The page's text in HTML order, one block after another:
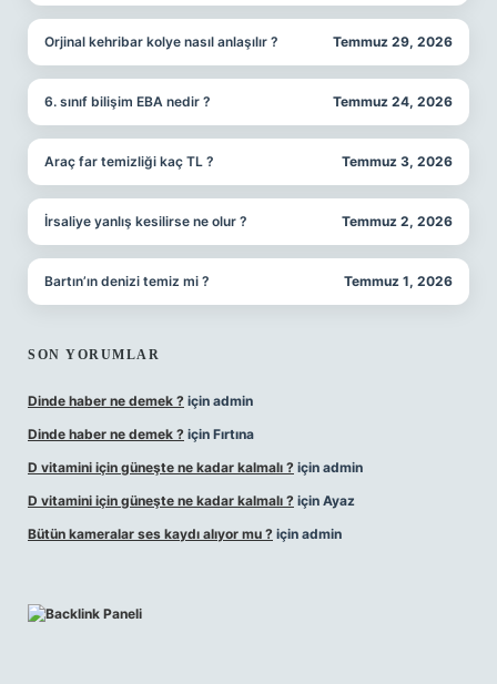
Orjinal kehribar kolye nasıl anlaşılır ? Temmuz 29, 2026
6. sınıf bilişim EBA nedir ? Temmuz 24, 2026
Araç far temizliği kaç TL ? Temmuz 3, 2026
İrsaliye yanlış kesilirse ne olur ? Temmuz 2, 2026
Bartın’ın denizi temiz mi ? Temmuz 1, 2026
SON YORUMLAR
Dinde haber ne demek ? için admin
Dinde haber ne demek ? için Fırtına
D vitamini için güneşte ne kadar kalmalı ? için admin
D vitamini için güneşte ne kadar kalmalı ? için Ayaz
Bütün kameralar ses kaydı alıyor mu ? için admin